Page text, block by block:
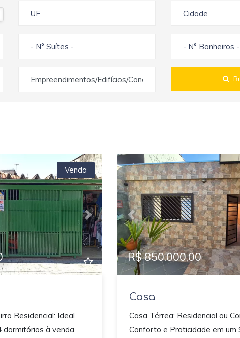
UF Cidade
- N° Suítes - - N° Banheiros -
Empreendimentos/Edifícios/Condomínios
Next
Venda
Residencial: Ideal
dormitórios à venda,
Previous
R$ 850.000,00
Casa
Casa Térrea: Residencial ou
Conforto e Praticidade em um